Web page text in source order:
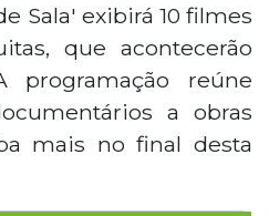
Sala' exibirá 10 filmes
que acontecerão
programação reúne
a obras
mais no final desta